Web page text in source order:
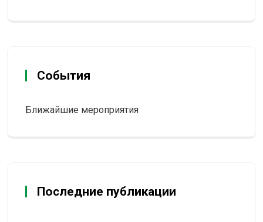
События
Ближайшие мероприятия
Последние публикации